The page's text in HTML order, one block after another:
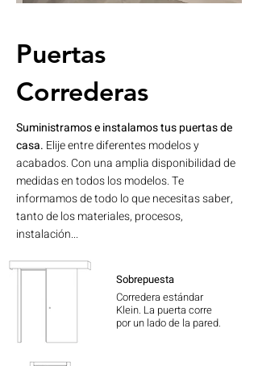
Puertas
Correderas
Suministramos e instalamos tus puertas de
casa. ​​Elije entre diferentes modelos y
acabados. Con una amplia disponibilidad de
medidas en todos los modelos. Te
informamos de todo lo que necesitas saber,
tanto de los materiales, procesos,
instalación...
Sobrepuesta
Corredera estándar
Klein. La puerta corre
por un lado de la pared.